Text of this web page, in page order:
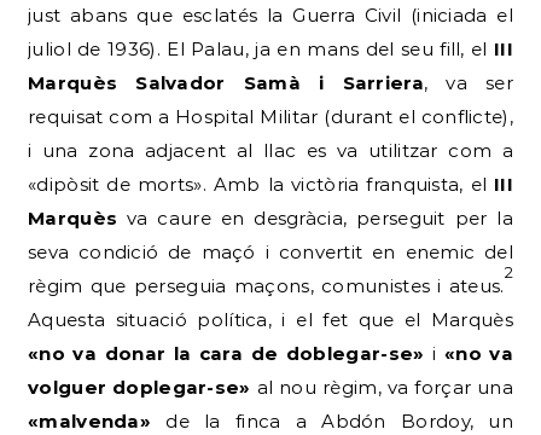
just abans que esclatés la Guerra Civil (iniciada el
juliol de 1936). El Palau, ja en mans del seu fill, el III
Marquès Salvador Samà i Sarriera, va ser
requisat com a Hospital Militar (durant el conflicte),
i una zona adjacent al llac es va utilitzar com a
«dipòsit de morts». Amb la victòria franquista, el III
Marquès va caure en desgràcia, perseguit per la
seva condició de maçó i convertit en enemic del
règim que perseguia maçons, comunistes i ateus.
2
Aquesta situació política, i el fet que el Marquès
«no va donar la cara de doblegar-se» i «no va
volguer doplegar-se» al nou règim, va forçar una
«malvenda» de la finca a Abdón Bordoy, un